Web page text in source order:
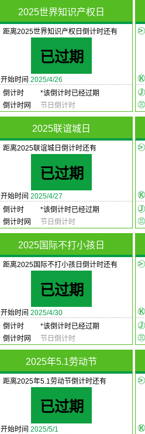
2025世界知识产权日
距离2025世界知识产权日倒计时还有
已过期
开始时间 2025/4/26
倒计时
*该倒计时已经过期
倒计时网
节日倒计时
2025联谊城日
距离2025联谊城日倒计时还有
已过期
开始时间 2025/4/27
倒计时
*该倒计时已经过期
倒计时网
节日倒计时
2025国际不打小孩日
距离2025国际不打小孩日倒计时还有
已过期
开始时间 2025/4/30
倒计时
*该倒计时已经过期
倒计时网
节日倒计时
2025年5.1劳动节
距离2025年5.1劳动节倒计时还有
已过期
开始时间 2025/5/1